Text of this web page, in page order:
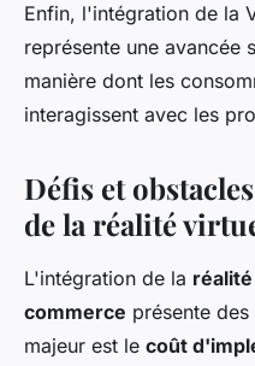
Enfin, l'intégration de la
représente une avancée
manière dont les
interagissent avec les
Défis et
de la réalité
L'intégration de la
commerce présente
majeur est le coût